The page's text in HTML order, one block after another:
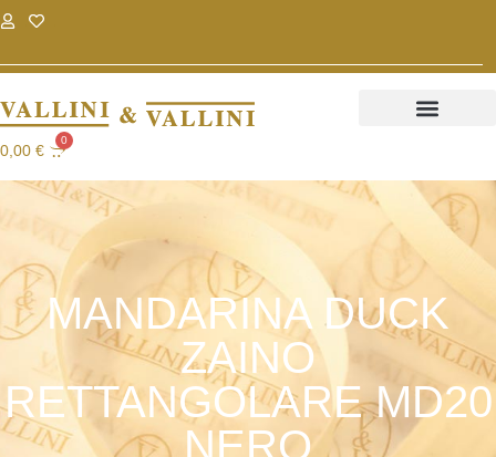
0,00 €
0
MANDARINA DUCK
ZAINO
RETTANGOLARE MD20
NERO